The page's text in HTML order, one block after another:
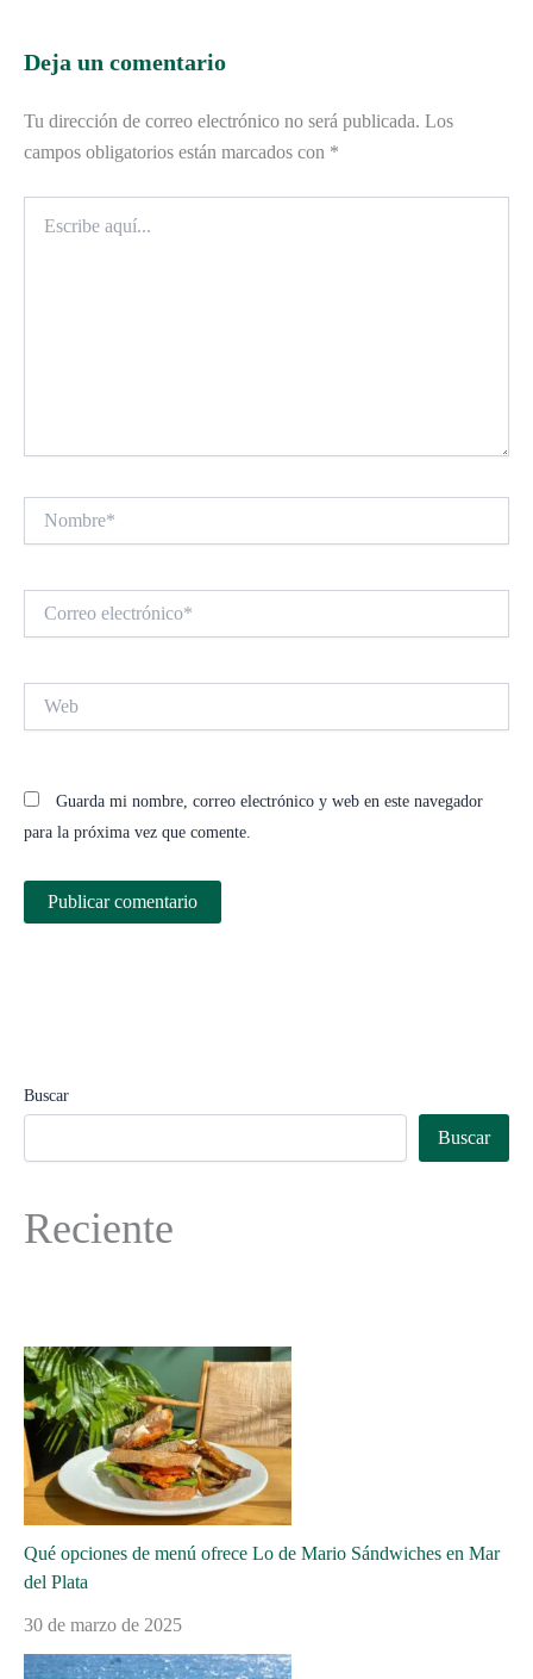
Deja un comentario
Tu dirección de correo electrónico no será publicada. Los
campos obligatorios están marcados con *
aquí...
electrónico*
Guarda mi nombre, correo electrónico y web en este navegador
para la próxima vez que comente.
Buscar
Buscar
Reciente
Qué opciones de menú ofrece Lo de Mario Sándwiches en Mar
del Plata
30 de marzo de 2025